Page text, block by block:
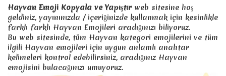
🐟 zodyak , Balık , balık - Emoji
🐠 tropikal , balık , tropikal balık - Emoji
🐡 balık , balon balığı - Emoji
🦈 köpekbalığı , balık - Emoji
🐙 ahtapot - Emoji
Hayvan Emoji Kopyala ve Yapıştır web sitesine hoş
geldiniz, yayınınızda / içeriğinizde kullanmak için kesinlikle
farklı farklı Hayvan Emojileri aradığınızı biliyoruz.
Bu web sitesinde, tüm Hayvan kategori emojilerini ve tüm
ilgili Hayvan emojileri için uygun anlamlı anahtar
kelimeleri kontrol edebilirsiniz, aradığınız Hayvan
emojisini bulacağınızı umuyoruz.